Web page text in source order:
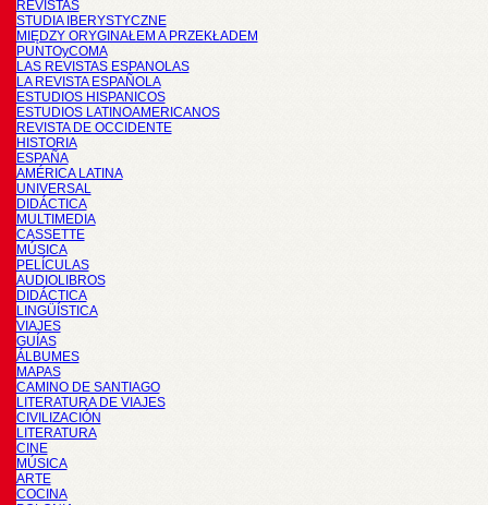
REVISTAS
STUDIA IBERYSTYCZNE
MIĘDZY ORYGINAŁEM A PRZEKŁADEM
PUNTOyCOMA
LAS REVISTAS ESPANOLAS
LA REVISTA ESPAÑOLA
ESTUDIOS HISPANICOS
ESTUDIOS LATINOAMERICANOS
REVISTA DE OCCIDENTE
HISTORIA
ESPAÑA
AMÉRICA LATINA
UNIVERSAL
DIDÁCTICA
MULTIMEDIA
CASSETTE
MÚSICA
PELÍCULAS
AUDIOLIBROS
DIDÁCTICA
LINGÜÍSTICA
VIAJES
GUÍAS
ÁLBUMES
MAPAS
CAMINO DE SANTIAGO
LITERATURA DE VIAJES
CIVILIZACIÓN
LITERATURA
CINE
MÚSICA
ARTE
COCINA